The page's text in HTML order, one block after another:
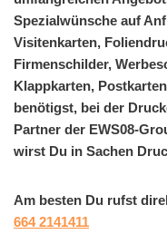
Spezialwünsche auf
Visitenkarten,
Firmenschilder,
Klappkarten,
benötigst, bei der
Partner der EWS08-
wirst Du in Sachen
Am besten Du rufst
664 2141411